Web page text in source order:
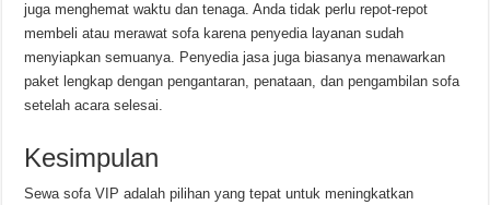
juga menghemat waktu dan tenaga. Anda tidak perlu repot-repot
membeli atau merawat sofa karena penyedia layanan sudah
menyiapkan semuanya. Penyedia jasa juga biasanya menawarkan
paket lengkap dengan pengantaran, penataan, dan pengambilan sofa
setelah acara selesai.
Kesimpulan
Sewa sofa VIP adalah pilihan yang tepat untuk meningkatkan